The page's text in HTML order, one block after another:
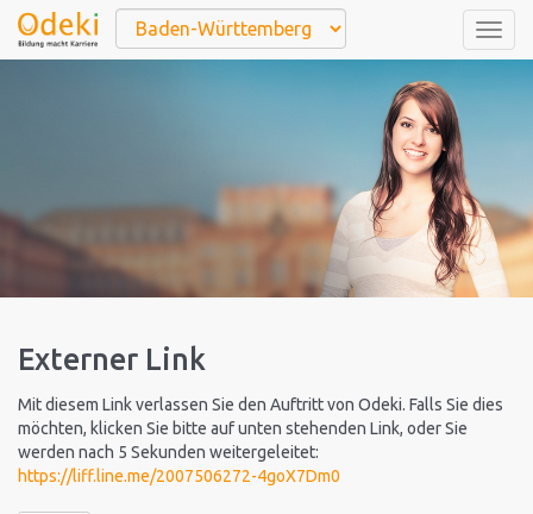
Externer Link
Mit diesem Link verlassen Sie den Auftritt von Odeki. Falls Sie dies
möchten, klicken Sie bitte auf unten stehenden Link, oder Sie
werden nach 5 Sekunden weitergeleitet:
https://liff.line.me/2007506272-4goX7Dm0